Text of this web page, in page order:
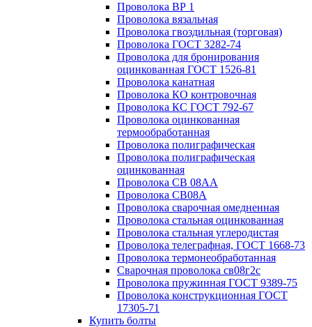
Проволока ВР 1
Проволока вязальная
Проволока гвоздильная (торговая)
Проволока ГОСТ 3282-74
Проволока для бронирования
оцинкованная ГОСТ 1526-81
Проволока канатная
Проволока КО контровочная
Проволока КС ГОСТ 792-67
Проволока оцинкованная
термообработанная
Проволока полиграфическая
Проволока полиграфическая
оцинкованная
Проволока СВ 08АА
Проволока СВ08А
Проволока сварочная омедненная
Проволока стальная оцинкованная
Проволока стальная углеродистая
Проволока телеграфная, ГОСТ 1668-73
Проволока термонеобработанная
Сварочная проволока св08г2с
Проволока пружинная ГОСТ 9389-75
Проволока конструкционная ГОСТ
17305-71
Купить болты